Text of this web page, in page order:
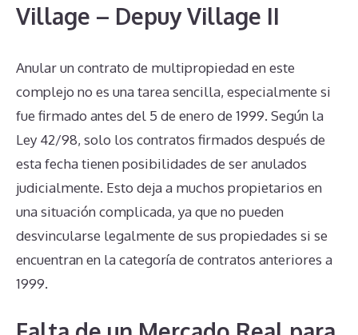
Village – Depuy Village II
Anular un contrato de multipropiedad en este
complejo no es una tarea sencilla, especialmente si
fue firmado antes del 5 de enero de 1999. Según la
Ley 42/98, solo los contratos firmados después de
esta fecha tienen posibilidades de ser anulados
judicialmente. Esto deja a muchos propietarios en
una situación complicada, ya que no pueden
desvincularse legalmente de sus propiedades si se
encuentran en la categoría de contratos anteriores a
1999.